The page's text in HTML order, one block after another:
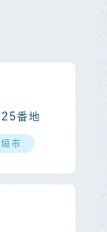
５番地
市